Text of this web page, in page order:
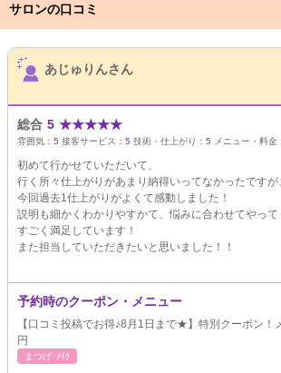
サロンの口コミ
サロンPick Up
あじゅりんさん
総合 5 ★★★★★
雰囲気： 5 接客サービス： 5 技術・仕上がり： 5 メニュー・料金
初めて行かせていただいて、
行く所々仕上がりがあまり納得いってなかったですが
今回過去1仕上がりがよくて感動しました！
説明も細かくわかりやすかて、悩みに合わせてやって
すごく満足しています！
また担当していただきたいと思いました！！
予約時のクーポン・メニュー
【口コミ投稿でお得♪8月1日まで★】特別クーポン！
円
まつげ･ﾒｲｸ